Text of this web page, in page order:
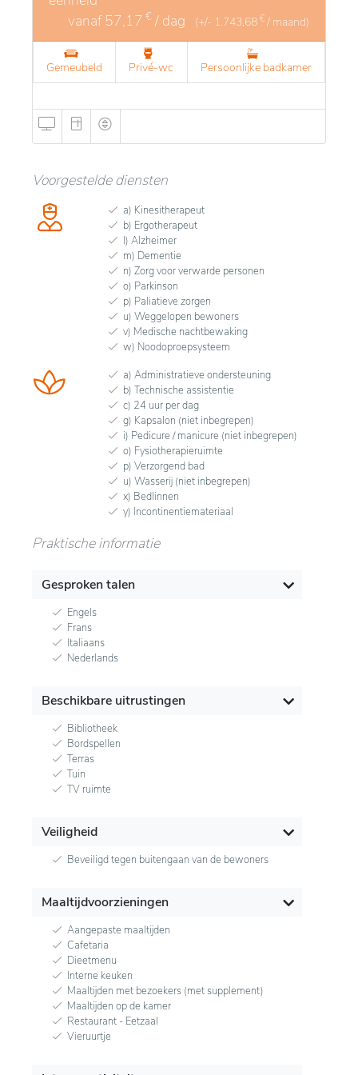
vanaf 57,17 € / dag (+/- 1.743,68 € / maand)
Gemeubeld Privé-wc Persoonlijke badkamer
Voorgestelde diensten
a) Kinesitherapeut
b) Ergotherapeut
l) Alzheimer
m) Dementie
n) Zorg voor verwarde personen
o) Parkinson
p) Paliatieve zorgen
u) Weggelopen bewoners
v) Medische nachtbewaking
w) Noodoproepsysteem
a) Administratieve ondersteuning
b) Technische assistentie
c) 24 uur per dag
g) Kapsalon (niet inbegrepen)
i) Pedicure / manicure (niet inbegrepen)
o) Fysiotherapieruimte
p) Verzorgend bad
u) Wasserij (niet inbegrepen)
x) Bedlinnen
y) Incontinentiemateriaal
Praktische informatie
Gesproken talen
Engels
Frans
Italiaans
Nederlands
Beschikbare uitrustingen
Bibliotheek
Bordspellen
Terras
Tuin
TV ruimte
Veiligheid
Beveiligd tegen buitengaan van de bewoners
Maaltijdvoorzieningen
Aangepaste maaltijden
Cafetaria
Dieetmenu
Interne keuken
Maaltijden met bezoekers (met supplement)
Maaltijden op de kamer
Restaurant - Eetzaal
Vieruurtje